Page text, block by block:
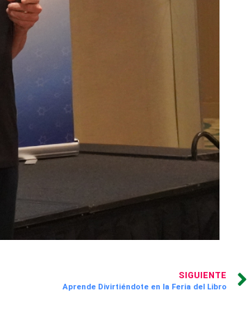
SIGUIENTE
Aprende Divirtiéndote en la Feria del Libro